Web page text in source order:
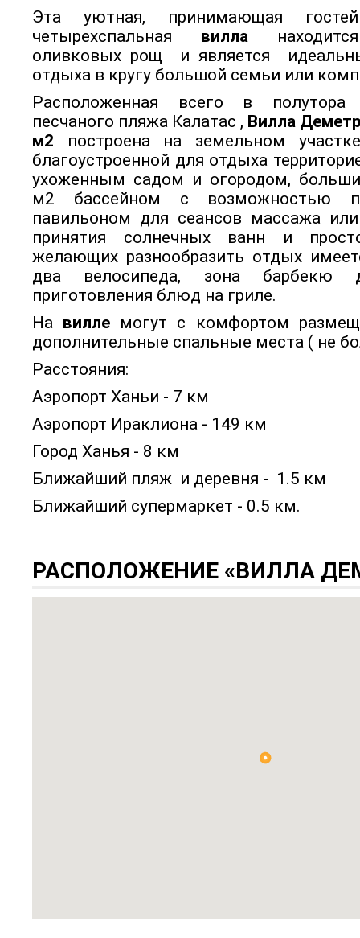
Эта уютная, принимающая
четырехспальная вилла
оливковых рощ и является
отдыха в кругу большой семьи или
Расположенная всего в полутора
песчаного пляжа Калатас , Вилла
м2 построена на земельном
благоустроенной для отдыха
ухоженным садом и огородом,
м2 бассейном с возможностью
павильоном для сеансов массажа
принятия солнечных ванн и
желающих разнообразить отдых
два велосипеда, зона
приготовления блюд на гриле.
На вилле могут с комфортом
дополнительные спальные места ( не
Расстояния:
Аэропорт Ханьи - 7 км
Аэропорт Ираклиона - 149 км
Город Ханья - 8 км
Ближайший пляж и деревня - 1.5 км
Ближайший супермаркет - 0.5 км.
РАСПОЛОЖЕНИЕ «ВИЛЛА